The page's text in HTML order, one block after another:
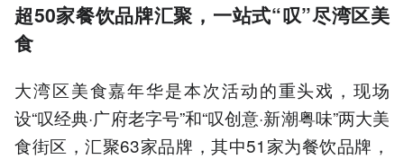
超50家餐饮品牌汇聚，一站式“叹”尽湾区美
食
大湾区美食嘉年华是本次活动的重头戏，现场
设“叹经典·广府老字号”和“叹创意·新潮粤味”两大美
食街区，汇聚63家品牌，其中51家为餐饮品牌，